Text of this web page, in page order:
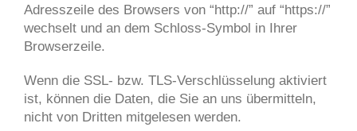
Adresszeile des Browsers von “http://” auf “https://”
wechselt und an dem Schloss-Symbol in Ihrer
Browserzeile.
Wenn die SSL- bzw. TLS-Verschlüsselung aktiviert
ist, können die Daten, die Sie an uns übermitteln,
nicht von Dritten mitgelesen werden.